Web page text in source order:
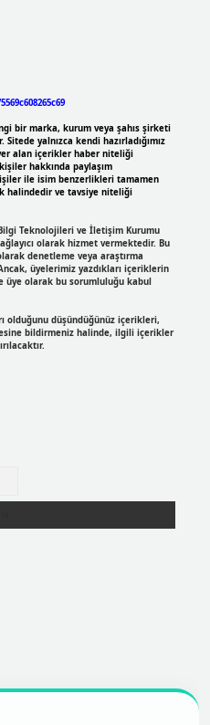
bir marka, kurum veya şahıs şirketi
yalnızca kendi hazırladığımız
alan içerikler haber niteliği
hakkında paylaşım
ile isim benzerlikleri tamamen
halindedir ve tavsiye niteliği
Teknolojileri ve İletişim Kurumu
olarak hizmet vermektedir. Bu
denetleme veya araştırma
üyelerimiz yazdıkları içeriklerin
üye olarak bu sorumluluğu kabul
olduğunu düşündüğünüz içerikleri,
bildirmeniz halinde, ilgili içerikler